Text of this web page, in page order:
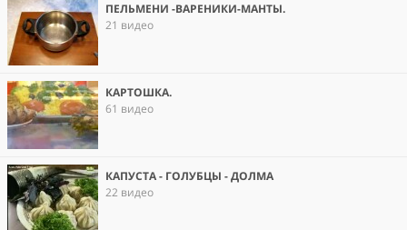
ПЕЛЬМЕНИ -ВАРЕНИКИ-МАНТЫ.
21 видео
КАРТОШКА.
61 видео
КАПУСТА - ГОЛУБЦЫ - ДОЛМА
22 видео